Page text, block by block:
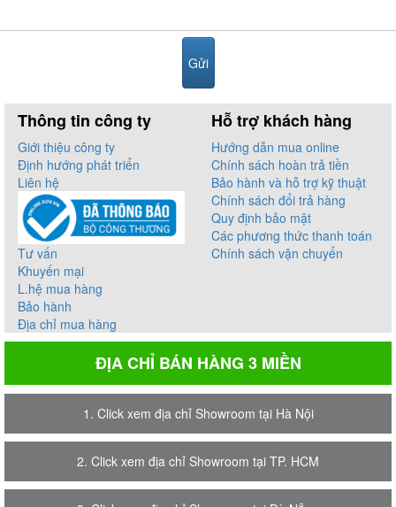
Thông tin công ty
Giới thiệu công ty
Định hướng phát triển
Liên hệ
Tư vấn
Khuyến mại
L.hệ mua hàng
Bảo hành
Địa chỉ mua hàng
Hỗ trợ khách hàng
Hướng dẫn mua online
Chính sách hoàn trả tiền
Bảo hành và hỗ trợ kỹ thuật
Chính sách đổi trả hàng
Quy định bảo mật
Các phương thức thanh toán
Chính sách vận chuyển
ĐỊA CHỈ BÁN HÀNG 3 MIỀN
1. Click xem địa chỉ Showroom tại Hà Nội
2. Click xem địa chỉ Showroom tại TP. HCM